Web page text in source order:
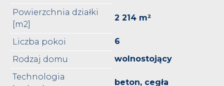
Powierzchnia działki
[m2]
2 214 m²
Liczba pokoi
6
Rodzaj domu
wolnostojący
Technologia
beton, cegła